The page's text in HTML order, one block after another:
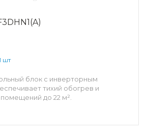
шт
блок с инверторным
тихий обогрев и
до 22 м².